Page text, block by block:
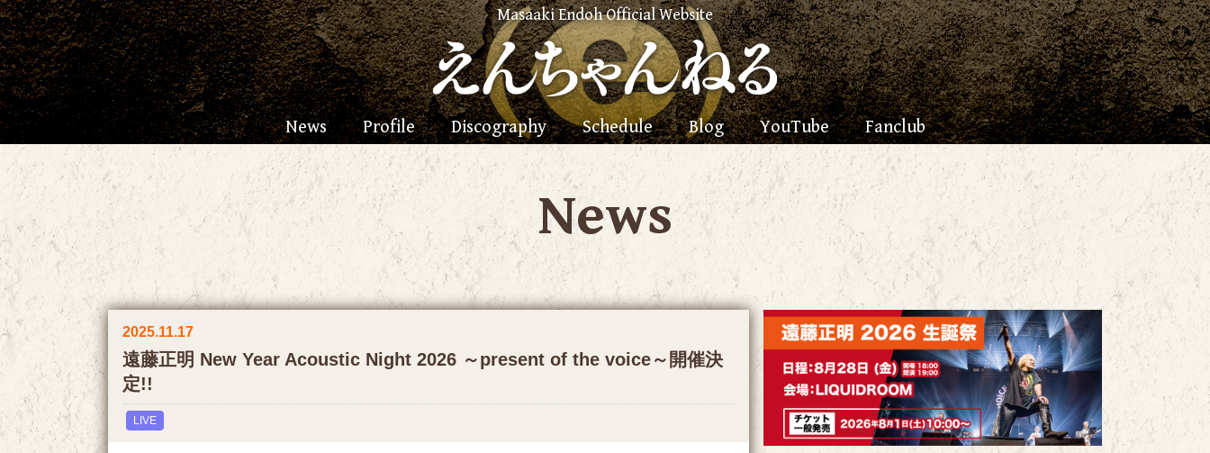
Masaaki Endoh Official Website
News Profile Discography Schedule Blog YouTube Fanclub
News
2025.11.17
遠藤正明 New Year Acoustic Night 2026 ～present of the voice～開催決
定!!
LIVE